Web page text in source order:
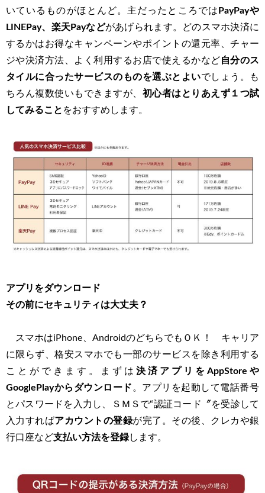
いているものがほとんど。主だったところでは PayPayや
LINEPay、楽天Payなどがあげられます。どのスマホ決済に
するかはお得なキャンペーンやポイントの還元率、チャー
ジや決済方法、よく利用するお店で使えるかなど自分のス
タイルに合ったサービスのものを選ぶとよいでしょう。も
ちろん複数使いもできますが、 初心者はとりあえず１つ試
してみること をおすすめします。
アプリをダウンロード
その前にセキュリティは大丈夫？
スマホはiPhone、AndroidのどちらでもＯＫ！ キャリア
に限らず、格安スマホでも一部のサービスを除き利用する
ことができます。まずは 決済アプリをAppStoreや
GooglePlayからダウンロード 。アプリを起動して電話番号
とパスワードを入力し、ＳＭＳで“認証コード〞を受診して
入力すればアカウントの登録が完了。その後、クレカや銀
行口座など支払い方法を登録します。